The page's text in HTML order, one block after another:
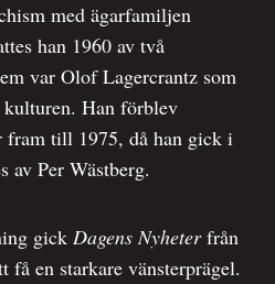
med ägarfamiljen
han 1960 av två
var Olof Lagercrantz som
Han förblev
fram till 1975, då han gick i
av Per Wästberg.
gick Dagens Nyheterfrån
en starkare vänsterprägel.